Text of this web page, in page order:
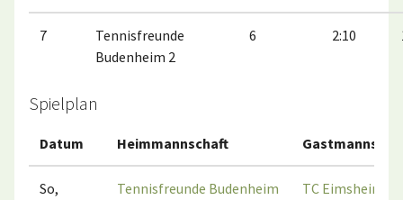
7
Tennisfreunde
Budenheim 2
6 2:10
Spielplan
Datum Heimmannschaft
So,
Tennisfreunde Budenheim
TC Eimsheim 1